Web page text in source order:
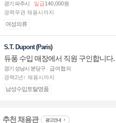
경기 파주시 일급140,000원
경력무관 채용시까지
여성의류
S.T. Dupont (Paris)
듀퐁 수입 매장에서 직원 구인합니다
경기 성남시 분당구
급여협의
경력2년↑ 채용시까지
남성수입토탈명품
추천 채용관 광고안내